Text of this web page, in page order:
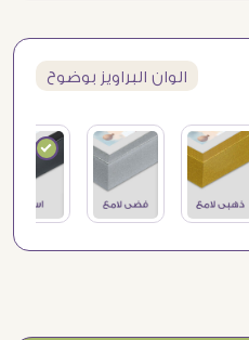
الوان البراويز بوضوح